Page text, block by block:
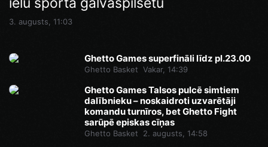
Vakar, 14:46
3. augusts, 11:03
izspēlēs dubultos punktus
Ghetto Games superfināli līdz pl.23.00
Ghetto Basket Vakar, 14:39
Ghetto Games Talsos pulcē simtiem
dalībnieku – noskaidroti uzvarētāji
komandu turnīros, bet Ghetto Fight
sarūpē episkas cīņas
Ghetto Basket 2. augusts, 14:58